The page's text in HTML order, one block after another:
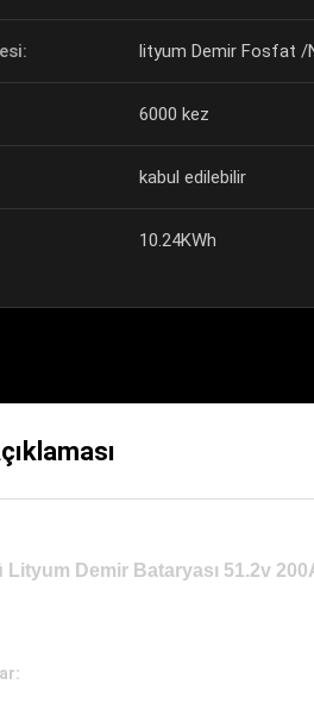
lityum Demir Fosfat /
6000 kez
kabul edilebilir
10.24KWh
Demir Bataryası 51.2v